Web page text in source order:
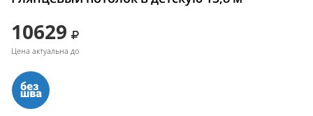
10629
Цена актуальна до